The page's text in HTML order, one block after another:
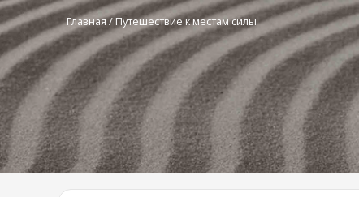
Главная/ Путешествие к местам силы